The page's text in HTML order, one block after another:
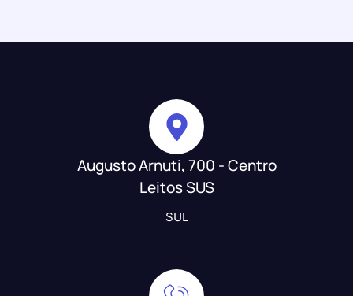
Augusto Arnuti, 700 - Centro
Leitos SUS
SUL